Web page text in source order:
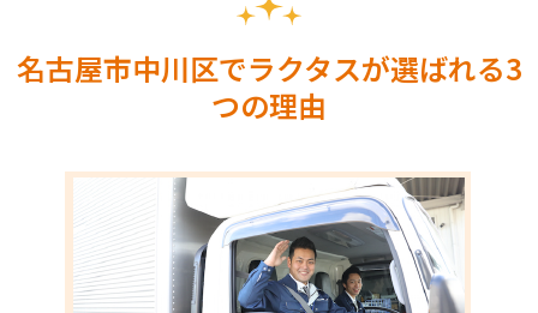
名古屋市中川区でラクタスが選ばれる3
つの理由